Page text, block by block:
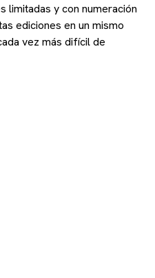
limitadas y con numeración
ediciones en un mismo
vez más difícil de